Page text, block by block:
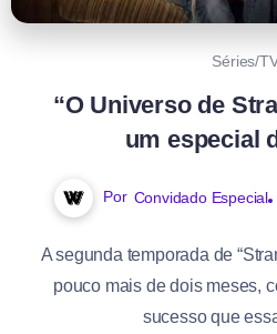
Séries/
“O Universo de
um especial
Por Convidado Especial
A segunda temporada de
pouco mais de dois meses,
sucesso que